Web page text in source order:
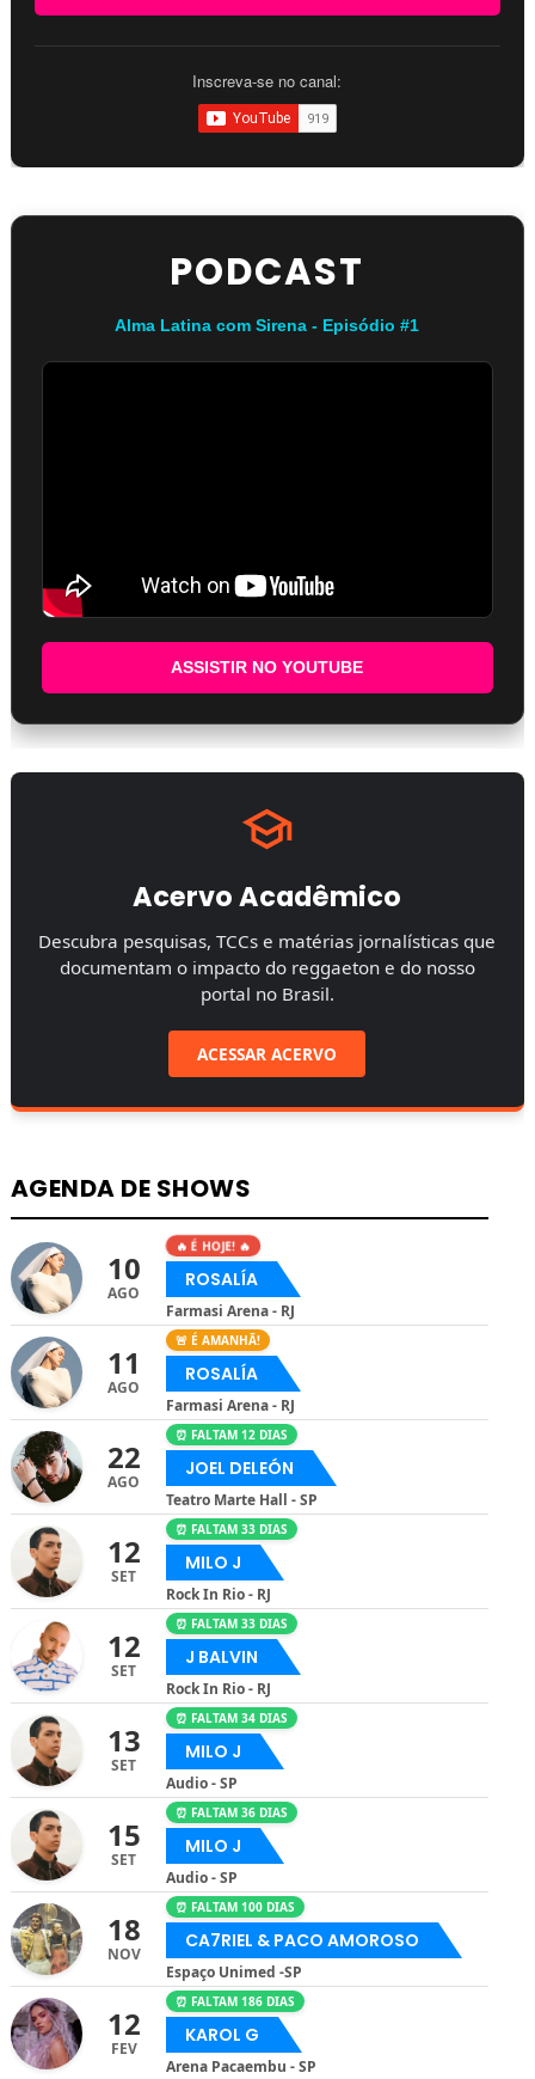
Inscreva-se no canal:
PODCAST
Alma Latina com Sirena - Episódio #1
ASSISTIR NO YOUTUBE
Acervo Acadêmico
Descubra pesquisas, TCCs e matérias jornalísticas que
documentam o impacto do reggaeton e do nosso
portal no Brasil.
ACESSAR ACERVO
AGENDA DE SHOWS
10
AGO
🔥 É HOJE! 🔥
ROSALÍA
Farmasi Arena - RJ
11
AGO
🚨 É AMANHÃ!
ROSALÍA
Farmasi Arena - RJ
22
AGO
⏰ FALTAM 12 DIAS
JOEL DELEÓN
Teatro Marte Hall - SP
12
SET
⏰ FALTAM 33 DIAS
MILO J
Rock In Rio - RJ
12
SET
⏰ FALTAM 33 DIAS
J BALVIN
Rock In Rio - RJ
13
SET
⏰ FALTAM 34 DIAS
MILO J
Audio - SP
15
SET
⏰ FALTAM 36 DIAS
MILO J
Audio - SP
18
NOV
⏰ FALTAM 100 DIAS
CA7RIEL & PACO AMOROSO
Espaço Unimed -SP
12
FEV
⏰ FALTAM 186 DIAS
KAROL G
Arena Pacaembu - SP